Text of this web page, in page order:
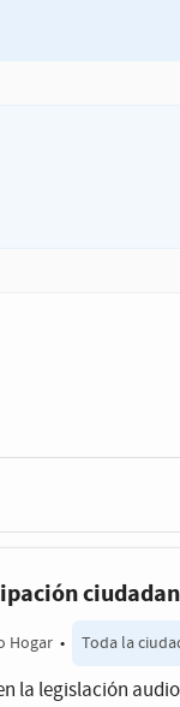
Hogar • Toda la
la legislación